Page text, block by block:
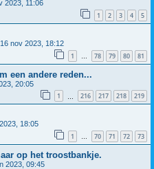
2023, 11:06
1 2 3 4 5
16 nov 2023, 18:12
1 … 78 79 80 81
een andere reden...
20:05
1 216 217 218 219
18:05
1 … 70 71 72 73
op het troostbankje.
2023, 09:45